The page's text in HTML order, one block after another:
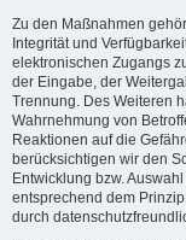
Zu den Maßnahmen
Integrität und
elektronischen Zugangs
der Eingabe, der
Trennung. Des Weiteren
Wahrnehmung von
Reaktionen auf die
berücksichtigen wir den
Entwicklung bzw.
entsprechend dem
durch